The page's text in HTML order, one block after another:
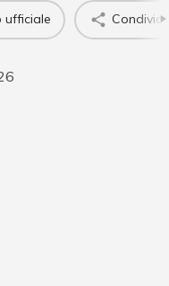
ufficiale Condividi